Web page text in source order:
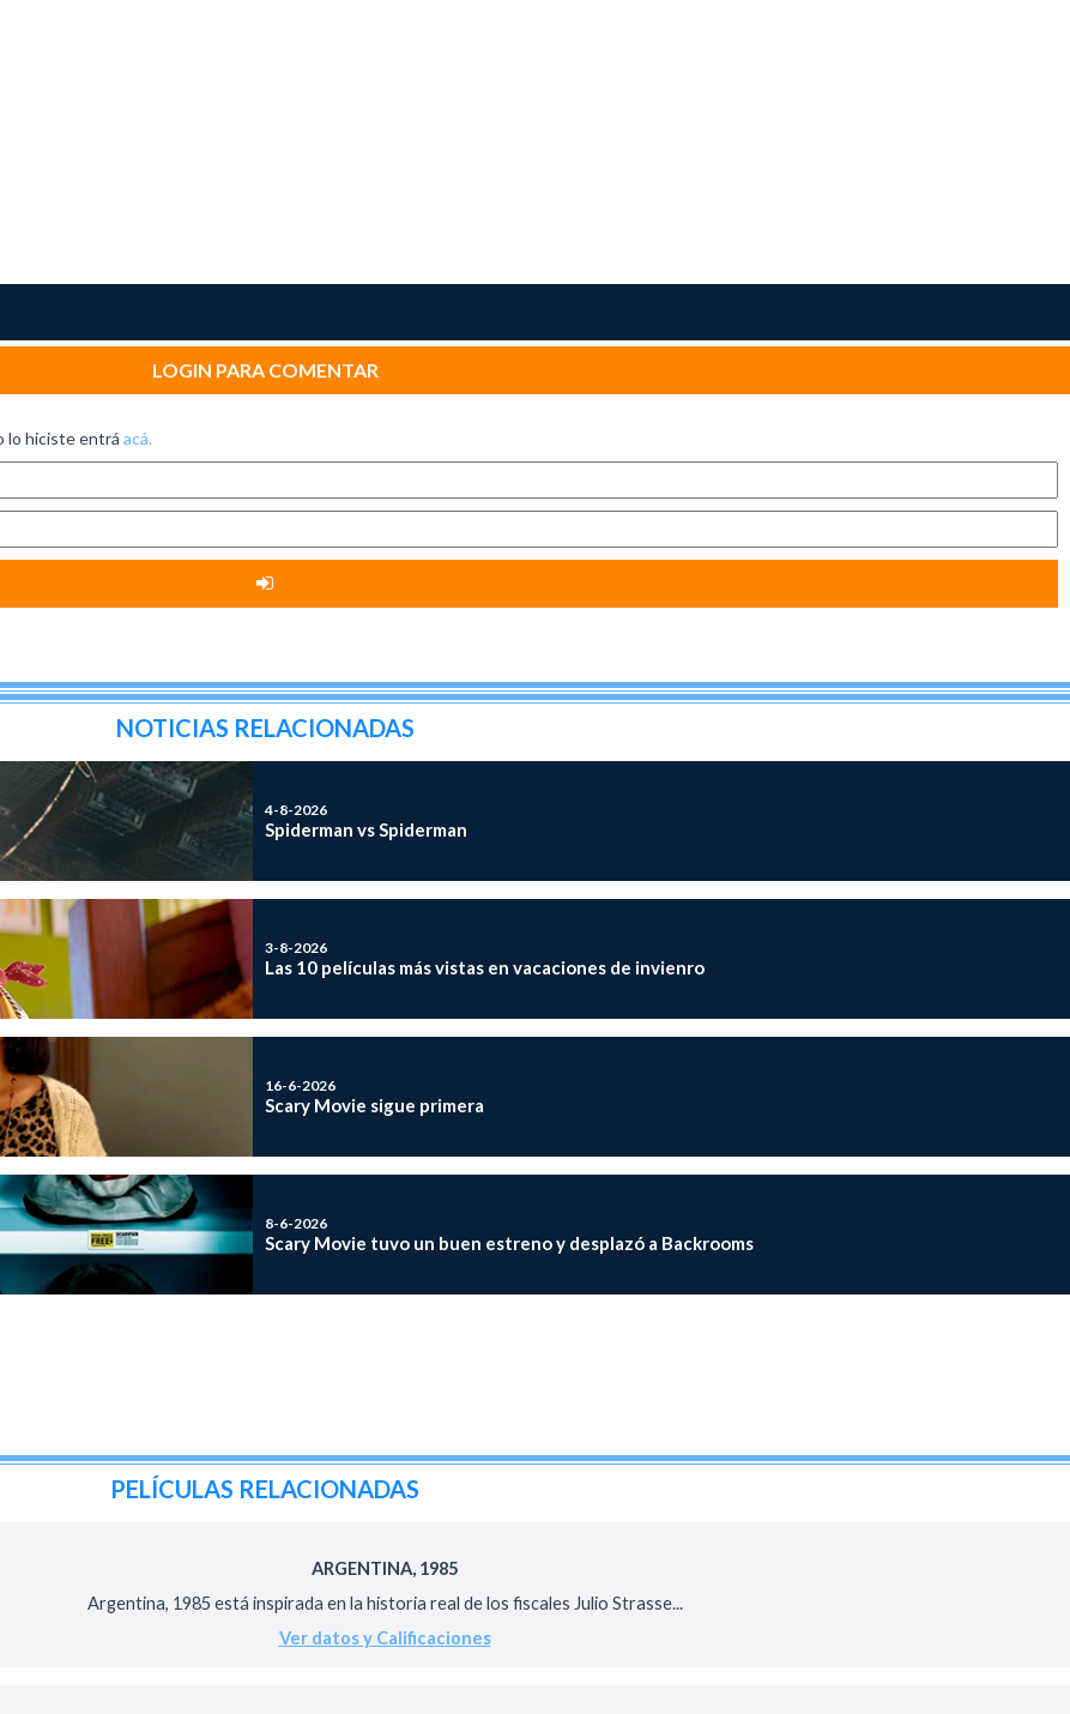
LOGIN PARA COMENTAR
lo hiciste entrá acá.
NOTICIAS RELACIONADAS
4-8-2026
Spiderman vs Spiderman
3-8-2026
Las 10 películas más vistas en vacaciones de invienro
16-6-2026
Scary Movie sigue primera
8-6-2026
Scary Movie tuvo un buen estreno y desplazó a Backrooms
PELÍCULAS RELACIONADAS
ARGENTINA, 1985
Argentina, 1985 está inspirada en la historia real de los fiscales Julio Strasse...
Ver datos y Calificaciones